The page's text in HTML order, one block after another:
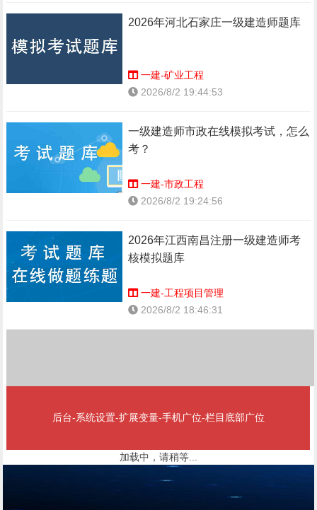
2026年河北石家庄一级建造师题库
一建-矿业工程
2026/8/2 19:44:53
一级建造师市政在线模拟考试，怎么
考？
一建-市政工程
2026/8/2 19:24:56
2026年江西南昌注册一级建造师考
核模拟题库
一建-工程项目管理
2026/8/2 18:46:31
后台-系统设置-扩展变量-手机广位-栏目底部广位
加载中，请稍等...